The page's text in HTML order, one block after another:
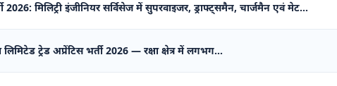
2026: मिलिट्री इंजीनियर सर्विसेज में सुपरवाइजर, ड्राफ्ट्समैन, चार्जमैन एवं मेट…
लिमिटेड ट्रेड अप्रेंटिस भर्ती 2026 — रक्षा क्षेत्र में लगभग…